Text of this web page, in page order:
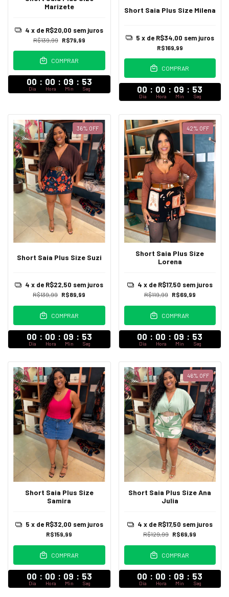
Marizete
R$139,99 R$79,99
4 x de R$20,00 sem juros
COMPRAR
00 : 00 : 09 : 52
Dia Hora Min Seg
Short Saia Plus Size Milena
R$169,99
5 x de R$34,00 sem juros
COMPRAR
00 : 00 : 09 : 52
Dia Hora Min Seg
36% OFF
Short Saia Plus Size Suzi
R$139,99 R$89,99
4 x de R$22,50 sem juros
COMPRAR
00 : 00 : 09 : 52
Dia Hora Min Seg
42% OFF
Short Saia Plus Size
Lorena
R$119,99 R$69,99
4 x de R$17,50 sem juros
COMPRAR
00 : 00 : 09 : 52
Dia Hora Min Seg
Short Saia Plus Size
Samira
R$159,99
5 x de R$32,00 sem juros
COMPRAR
00 : 00 : 09 : 52
Dia Hora Min Seg
46% OFF
Short Saia Plus Size Ana
Julia
R$129,99 R$69,99
4 x de R$17,50 sem juros
COMPRAR
00 : 00 : 09 : 52
Dia Hora Min Seg